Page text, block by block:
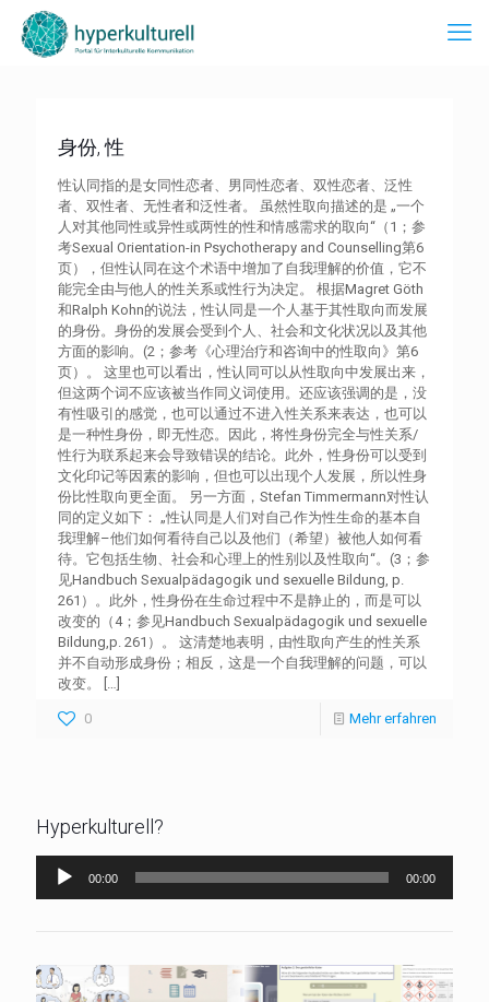
身份, 性
性认同指的是女同性恋者、男同性恋者、双性恋者、泛性
者、双性者、无性者和泛性者。 虽然性取向描述的是 „一个
人对其他同性或异性或两性的性和情感需求的取向“（1；参
考Sexual Orientation-in Psychotherapy and Counselling第6
页），但性认同在这个术语中增加了自我理解的价值，它不
能完全由与他人的性关系或性行为决定。 根据Magret Göth
和Ralph Kohn的说法，性认同是一个人基于其性取向而发展
的身份。身份的发展会受到个人、社会和文化状况以及其他
方面的影响。(2；参考《心理治疗和咨询中的性取向》第6
页）。 这里也可以看出，性认同可以从性取向中发展出来，
但这两个词不应该被当作同义词使用。还应该强调的是，没
有性吸引的感觉，也可以通过不进入性关系来表达，也可以
是一种性身份，即无性恋。因此，将性身份完全与性关系/
性行为联系起来会导致错误的结论。此外，性身份可以受到
文化印记等因素的影响，但也可以出现个人发展，所以性身
份比性取向更全面。 另一方面，Stefan Timmermann对性认
同的定义如下： „性认同是人们对自己作为性生命的基本自
我理解–他们如何看待自己以及他们（希望）被他人如何看
待。它包括生物、社会和心理上的性别以及性取向“。(3；参
见Handbuch Sexualpädagogik und sexuelle Bildung, p.
261）。此外，性身份在生命过程中不是静止的，而是可以
改变的（4；参见Handbuch Sexualpädagogik und sexuelle
Bildung,p. 261）。 这清楚地表明，由性取向产生的性关系
并不自动形成身份；相反，这是一个自我理解的问题，可以
改变。
[…]
0 Mehr erfahren
Hyperkulturell?
Audio-
Player
00:00 00:00